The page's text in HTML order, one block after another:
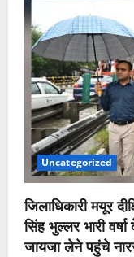
Uncategorized
जिलाधिकारी मयूर
सिंह भुल्लर भारी
जायजा लेने पहुंचे